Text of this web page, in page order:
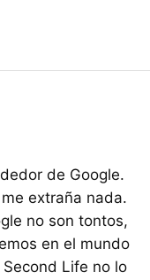
de Google.
extraña nada.
no son tontos,
en el mundo
Life no lo